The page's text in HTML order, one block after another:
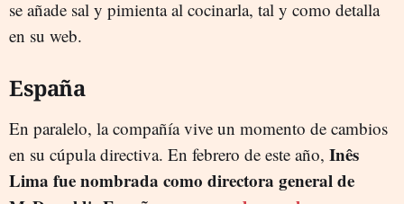
se añade sal y pimienta al cocinarla, tal y como detalla
en su web.
España
En paralelo, la compañía vive un momento de cambios
en su cúpula directiva. En febrero de este año, Inês
Lima fue nombrada como directora general de